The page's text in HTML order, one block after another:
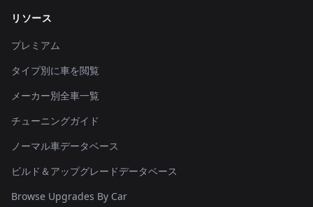
リソース
プレミアム
タイプ別に車を閲覧
メーカー別全車一覧
チューニングガイド
ノーマル車データベース
ビルド＆アップグレードデータベース
Browse Upgrades By Car